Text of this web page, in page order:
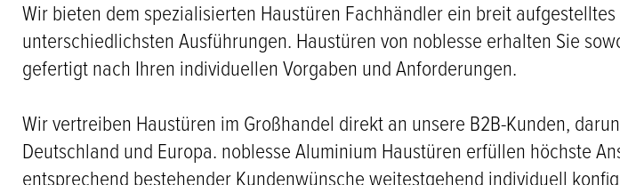
Wir bieten dem spezialisierten Haustüren Fachhändler ein breit
unterschiedlichsten Ausführungen. Haustüren von noblesse erhalten Sie
gefertigt nach Ihren individuellen Vorgaben und Anforderungen.
Wir vertreiben Haustüren im Großhandel direkt an unsere B2B-Kunden,
Deutschland und Europa. noblesse Aluminium Haustüren erfüllen höchste